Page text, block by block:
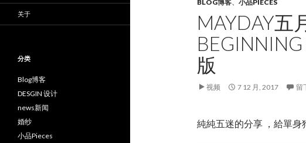
BLOG博客、 小品PIECES
MAYDAY五
版
视频 7 12 月, 2017 留
純純五迷的分享 ，給單身
关于
分类
Blog博客
DESGIN 设计
news新闻
婚纱
小品Pieces